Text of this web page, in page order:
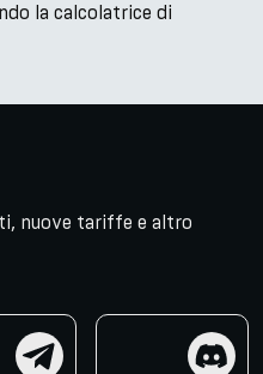
la calcolatrice di
nuove tariffe e altro